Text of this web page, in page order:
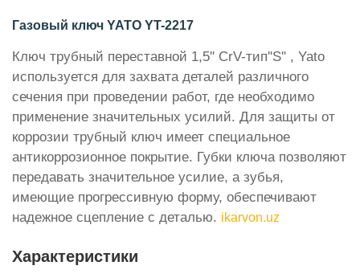
Газовый ключ YATO YT-2217
Ключ трубный переставной 1,5'' CrV-тип''S'' , Yato
используется для захвата деталей различного
сечения при проведении работ, где необходимо
применение значительных усилий. Для защиты от
коррозии трубный ключ имеет специальное
антикоррозионное покрытие. Губки ключа позволяют
передавать значительное усилие, а зубья,
имеющие прогрессивную форму, обеспечивают
надежное сцепление с деталью. ikarvon.uz
Характеристики